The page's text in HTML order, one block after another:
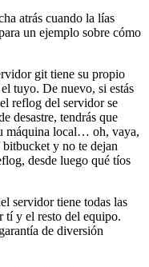
atrás cuando la lías
un ejemplo sobre cómo
git tiene su propio
tuyo. De nuevo, si estás
reflog del servidor se
desastre, tendrás que
máquina local… oh, vaya,
bitbucket y no te dejan
desde luego qué tíos
servidor tiene todas las
tí y el resto del equipo.
de diversión